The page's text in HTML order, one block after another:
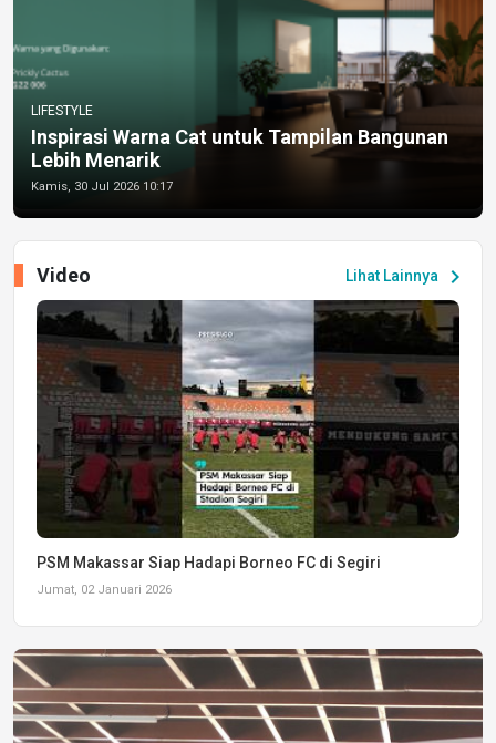
LIFESTYLE
Inspirasi Warna Cat untuk Tampilan Bangunan
Lebih Menarik
Kamis, 30 Jul 2026 10:17
Lihat Lainnya chevron_right
Video
PSM Makassar Siap Hadapi Borneo FC di Segiri
Jumat, 02 Januari 2026